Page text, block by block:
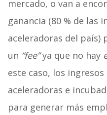
mercado, o van a
ganancia (80 % de las
aceleradoras del país)
un “fee”ya que no hay
este caso, los
aceleradoras e
para generar más